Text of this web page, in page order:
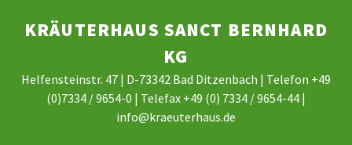
KRÄUTERHAUS SANCT BERNHARD
KG
Helfensteinstr. 47 | D-73342 Bad Ditzenbach | Telefon +49
(0)7334 / 9654-0 | Telefax +49 (0) 7334 / 9654-44 |
info@kraeuterhaus.de